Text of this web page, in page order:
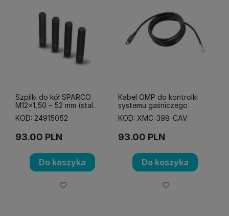
Szpilki do kół SPARCO
M12x1,50 – 52 mm (stal
10,8)
KOD: 24915052
93.00 PLN
Do koszyka
Kabel OMP do kontrolki
systemu gaśniczego
KOD: XMC-398-CAV
93.00 PLN
Do koszyka